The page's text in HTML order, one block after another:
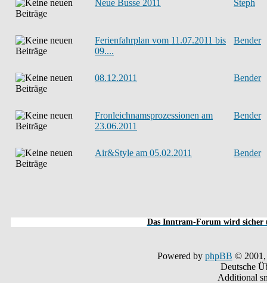
Neue Busse 2011
Steph
Ferienfahrplan vom 11.07.2011 bis
09....
Bender
08.12.2011 Bender
Fronleichnamsprozessionen am
23.06.2011
Bender
Air&Style am 05.02.2011 Bender
Das Inntram-Forum wird sicher
Powered by phpBB © 2001,
Deutsche
Additional